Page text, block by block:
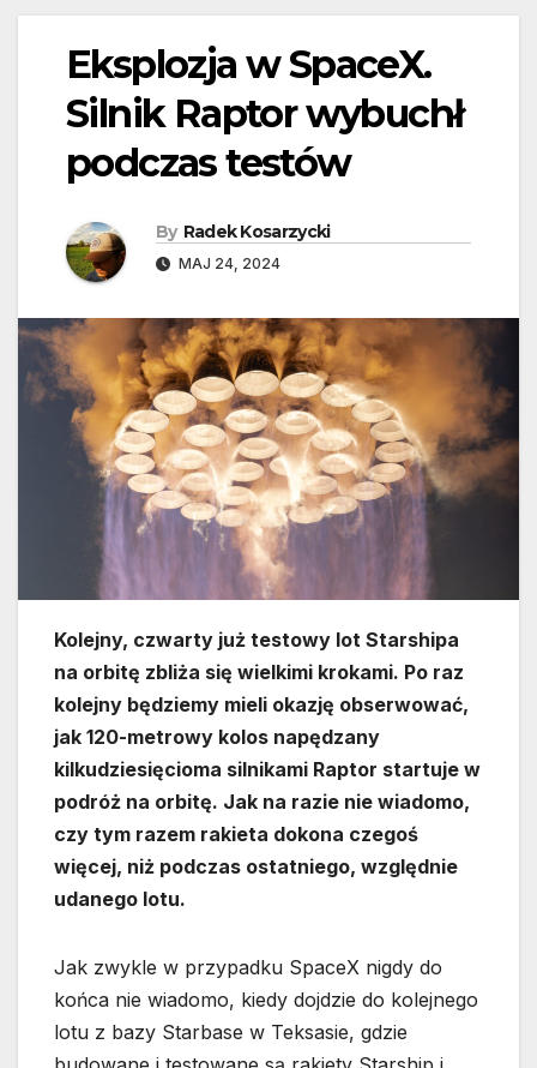
Eksplozja w SpaceX.
Silnik Raptor wybuchł
podczas testów
By Radek Kosarzycki
MAJ 24, 2024
Kolejny, czwarty już testowy lot Starshipa
na orbitę zbliża się wielkimi krokami. Po raz
kolejny będziemy mieli okazję obserwować,
jak 120-metrowy kolos napędzany
kilkudziesięcioma silnikami Raptor startuje w
podróż na orbitę. Jak na razie nie wiadomo,
czy tym razem rakieta dokona czegoś
więcej, niż podczas ostatniego, względnie
udanego lotu.
Jak zwykle w przypadku SpaceX nigdy do
końca nie wiadomo, kiedy dojdzie do kolejnego
lotu z bazy Starbase w Teksasie, gdzie